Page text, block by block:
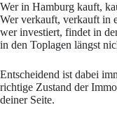
Wer in Hamburg kauft,
Wer verkauft, verkauft in
wer investiert, findet in
in den Toplagen längst
Entscheidend ist dabei
richtige Zustand der
deiner Seite.